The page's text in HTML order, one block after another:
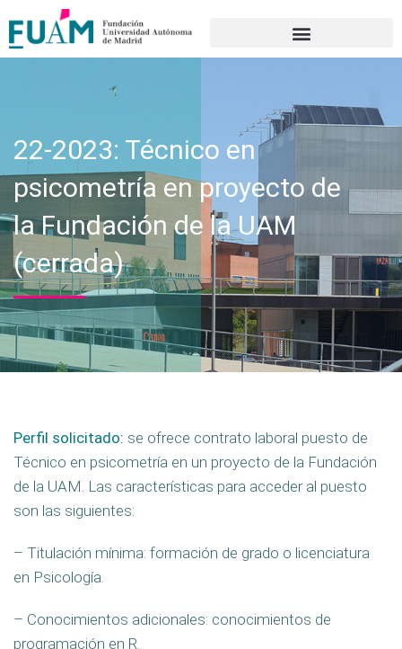
22-2023: Técnico en
psicometría en proyecto de
la Fundación de la UAM
(cerrada)
Perfil solicitado: se ofrece contrato laboral puesto de
Técnico en psicometría en un proyecto de la Fundación
de la UAM. Las características para acceder al puesto
son las siguientes:
– Titulación mínima: formación de grado o licenciatura
en Psicología.
– Conocimientos adicionales: conocimientos de
programación en R.